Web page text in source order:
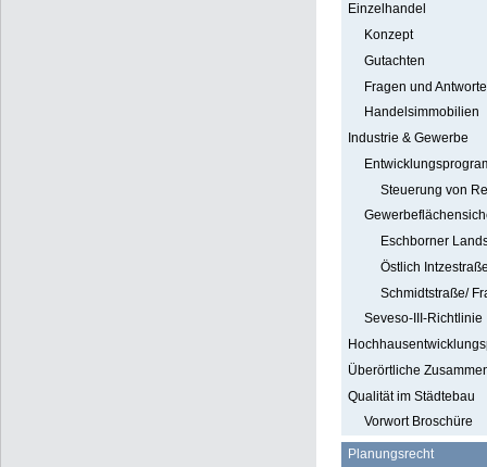
Einzelhandel
Konzept
Gutachten
Fragen und
Handelsimmobilien
Industrie & Gewerbe
Steuerung von
Eschborner
Östlich
Schmidtstraße/
Seveso-III-Richtlinie
Überörtliche
Qualität im Städtebau
Vorwort Broschüre
Planungsrecht